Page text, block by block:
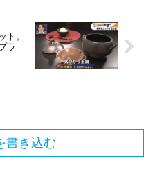
ト。
ラ
書き込む